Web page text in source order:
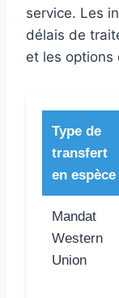
service. Les
délais de
et les options
Type de
transfert
en espèce
Mandat
Western
Union